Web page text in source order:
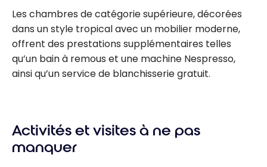
Les chambres de catégorie supérieure, décorées
dans un style tropical avec un mobilier moderne,
offrent des prestations supplémentaires telles
qu’un bain à remous et une machine Nespresso,
ainsi qu’un service de blanchisserie gratuit.
Activités et visites à ne pas
manquer